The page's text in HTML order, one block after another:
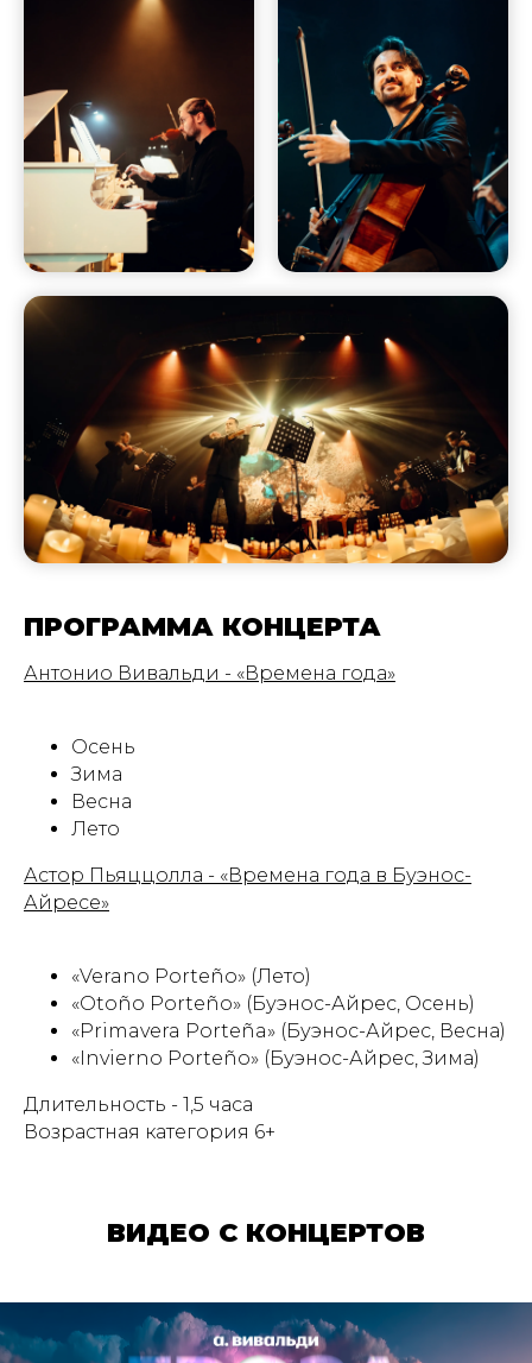
ПРОГРАММА КОНЦЕРТА
Антонио Вивальди - «Времена года»
Осень
Зима
Весна
Лето
Астор Пьяццолла - «Времена года в Буэнос-
Айресе»
«Verano Porteño» (Лето)
«Otoño Porteño» (Буэнос-Айрес, Осень)
«Primavera Porteña» (Буэнос-Айрес, Весна)
«Invierno Porteño» (Буэнос-Айрес, Зима)
Длительность - 1,5 часа
Возрастная категория 6+
ВИДЕО С КОНЦЕРТОВ